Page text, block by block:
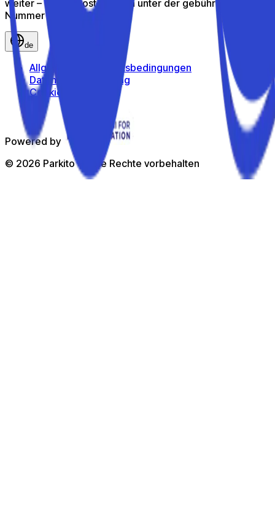
weiter – ruf uns kostenlos an unter der gebührenfreien
Nummer
800 816 980
de
Allgemeine Geschäftsbedingungen
Datenschutzerklärung
Cookie-Richtlinie
Powered by
© 2026 Parkito — Alle Rechte vorbehalten